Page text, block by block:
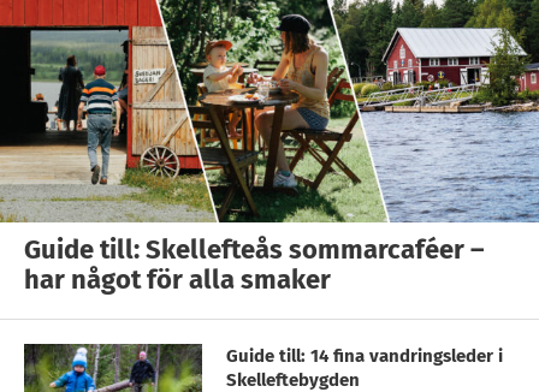
Guide till: Skellefteås sommarcaféer –
har något för alla smaker
Guide till: 14 fina vandringsleder i
Skelleftebygden